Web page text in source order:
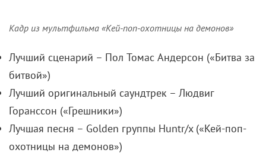
Кадр из мультфильма «Кей-поп-охотницы на демонов»
Лучший сценарий – Пол Томас Андерсон («Битва за
битвой»)
Лучший оригинальный саундтрек – Людвиг
Горанссон («Грешники»)
Лучшая песня – Golden группы Huntr/x («Кей-поп-
охотницы на демонов»)